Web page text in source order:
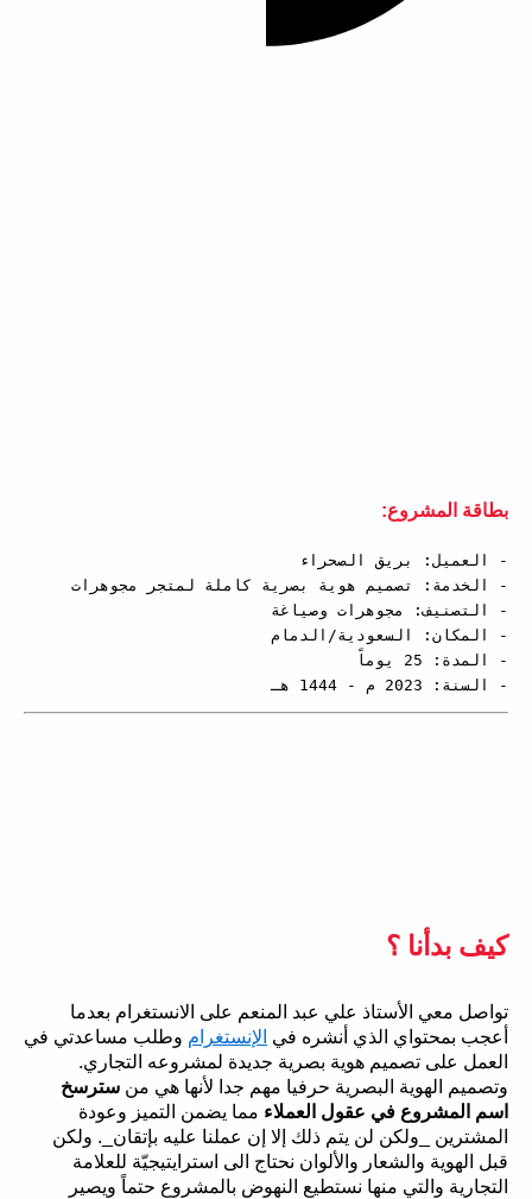
بطاقة المشروع:
- السنة: 2023 م - 1444 هـ
كيف بدأنا ؟
تواصل معي الأستاذ علي عبد المنعم على الانستغرام بعدما
أعجب بمحتواي الذي أنشره في الإنستغرام وطلب مساعدتي في
العمل على تصميم هوية بصرية جديدة لمشروعه التجاري.
وتصميم الهوية البصرية حرفيا مهم جدا لأنها هي من سترسخ
اسم المشروع في عقول العملاء مما يضمن التميز وعودة
المشترين _ولكن لن يتم ذلك إلا إن عملنا عليه بإتقان_. ولكن
قبل الهوية والشعار والألوان نحتاج الى استرايتيجيّة للعلامة
التجارية والتي منها نستطيع النهوض بالمشروع حتماً ويصير